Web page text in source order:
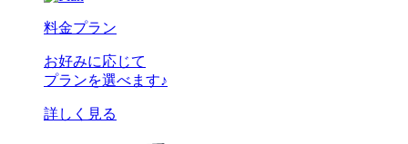
料金プラン
お好みに応じて
プランを選べます♪
詳しく見る